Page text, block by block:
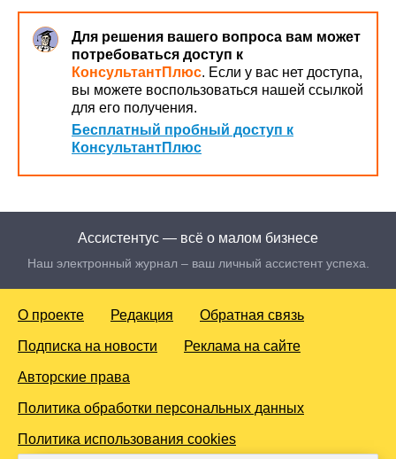
Для решения вашего вопроса вам может
потребоваться доступ к
КонсультантПлюс. Если у вас нет доступа,
вы можете воспользоваться нашей ссылкой
для его получения.
Бесплатный пробный доступ к
КонсультантПлюс
Ассистентус — всё о малом бизнесе
Наш электронный журнал – ваш личный ассистент успеха.
О проекте Редакция Обратная связь
Подписка на новости Реклама на сайте
Авторские права
Политика обработки персональных данных
Политика использования cookies